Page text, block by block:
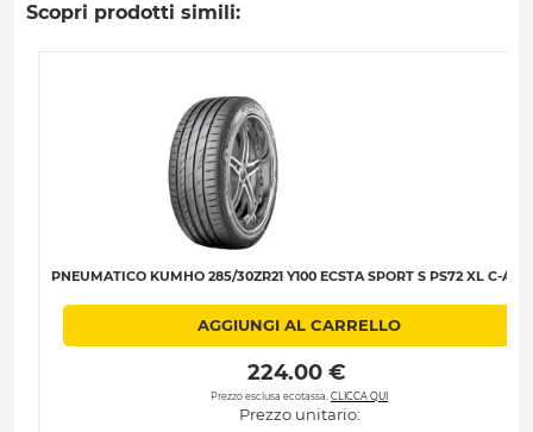
Scopri prodotti simili:
PNEUMATICO KUMHO 285/30ZR21 Y100 ECSTA SPORT S PS72 XL C-A-
AGGIUNGI AL CARRELLO
224.00 €
Prezzo esclusa ecotassa. CLICCA QUI
Prezzo unitario: